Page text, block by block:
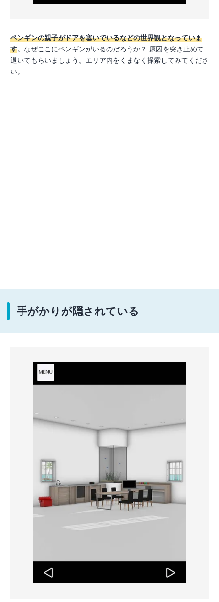
ペンギンの親子がドアを塞いでいるなどの世界観となっていま
す。なぜここにペンギンがいるのだろうか？ 原因を突き止めて
退いてもらいましょう。エリア内をくまなく探索してみてくださ
い。
手がかりが隠されている